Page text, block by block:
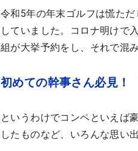
令和5年の年末ゴルフは慌た
していました。コロナ明けで
組が大挙予約をし、それで混
初めての幹事さん必見
というわけでコンペといえば
したものなど、いろんな思い